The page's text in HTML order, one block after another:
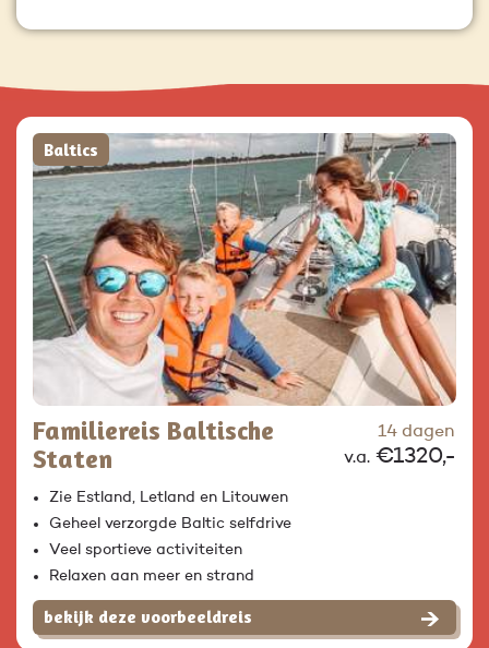
Baltics
Familiereis Baltische
Staten
14 dagen
v.a. €1320,-
Zie Estland, Letland en Litouwen
Geheel verzorgde Baltic selfdrive
Veel sportieve activiteiten
Relaxen aan meer en strand
bekijk deze voorbeeldreis